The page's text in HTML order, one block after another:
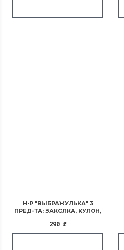
Н-Р "ВЫБРАЖУЛЬКА" 3
ПРЕД-ТА: ЗАКОЛКА, КУЛОН,
РОЗОВЫЙ
290 ₽